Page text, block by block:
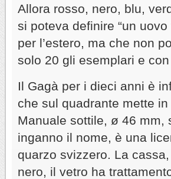
Allora rosso, nero, blu,
si poteva definire “un
per l’estero, ma che non
solo 20 gli esemplari e
Il Gagà per i dieci anni è
che sul quadrante mette
Manuale sottile, ø 46 mm,
inganno il nome, è una
quarzo svizzero. La
nero, il vetro ha